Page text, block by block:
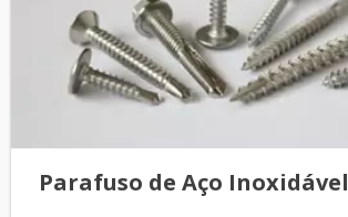
Parafuso de Aço Inoxidável